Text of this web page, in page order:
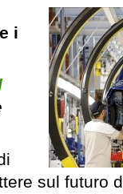
i
sul futuro